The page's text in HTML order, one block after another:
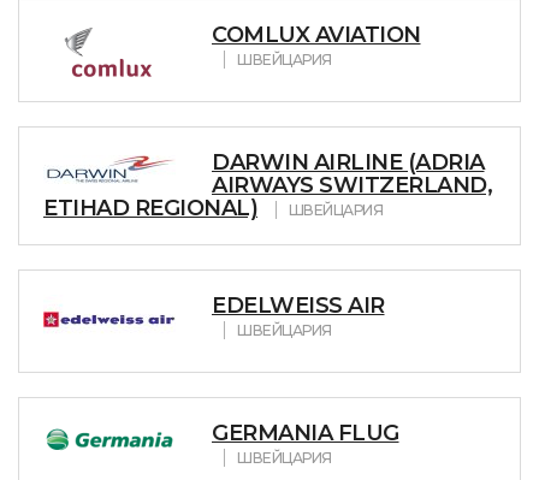
COMLUX AVIATION
ШВЕЙЦАРИЯ
DARWIN AIRLINE (ADRIA
AIRWAYS SWITZERLAND,
ETIHAD REGIONAL)
ШВЕЙЦАРИЯ
EDELWEISS AIR
ШВЕЙЦАРИЯ
GERMANIA FLUG
ШВЕЙЦАРИЯ